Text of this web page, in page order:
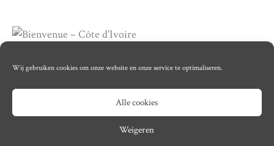
Wij gebruiken cookies om onze website en onze service te optimaliseren.
Alle cookies
Weigeren